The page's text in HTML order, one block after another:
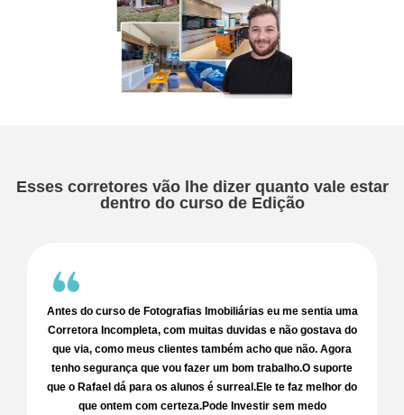
Esses corretores vão lhe dizer quanto vale estar
dentro do curso de Edição
Antes do curso de Fotografias Imobiliárias eu me sentia uma
Corretora Incompleta, com muitas duvidas e não gostava do
que via, como meus clientes também acho que não. Agora
tenho segurança que vou fazer um bom trabalho.O suporte
que o Rafael dá para os alunos é surreal.Ele te faz melhor do
que ontem com certeza.Pode Investir sem medo